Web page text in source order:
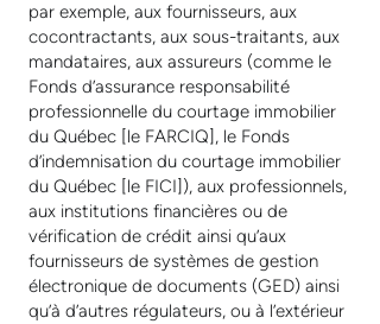
par exemple, aux fournisseurs, aux
cocontractants, aux sous-traitants, aux
mandataires, aux assureurs (comme le
Fonds d’assurance responsabilité
professionnelle du courtage immobilier
du Québec [le FARCIQ], le Fonds
d’indemnisation du courtage immobilier
du Québec [le FICI]), aux professionnels,
aux institutions financières ou de
vérification de crédit ainsi qu’aux
fournisseurs de systèmes de gestion
électronique de documents (GED) ainsi
qu’à d’autres régulateurs, ou à l’extérieur